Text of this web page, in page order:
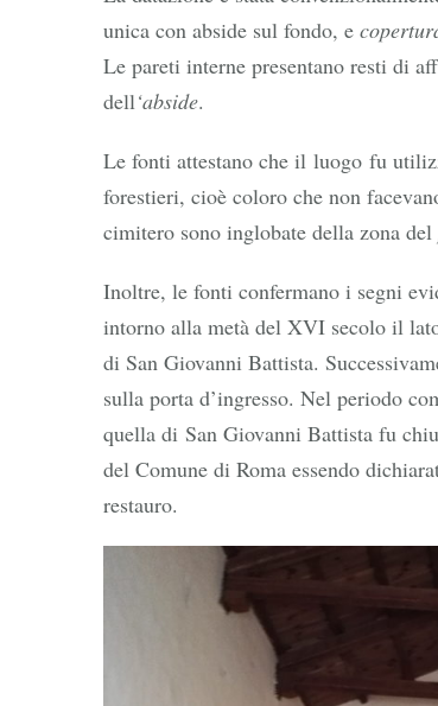
unica con abside sul fondo, e
Le pareti interne presentano resti di
dell‘abside.
Le fonti attestano che il luogo fu
forestieri, cioè coloro che non
cimitero sono inglobate della zona del
Inoltre, le fonti confermano i segni
intorno alla metà del XVI secolo il
di San Giovanni Battista.
sulla porta d’ingresso. Nel periodo
quella di San Giovanni Battista fu
del Comune di Roma essendo
restauro.